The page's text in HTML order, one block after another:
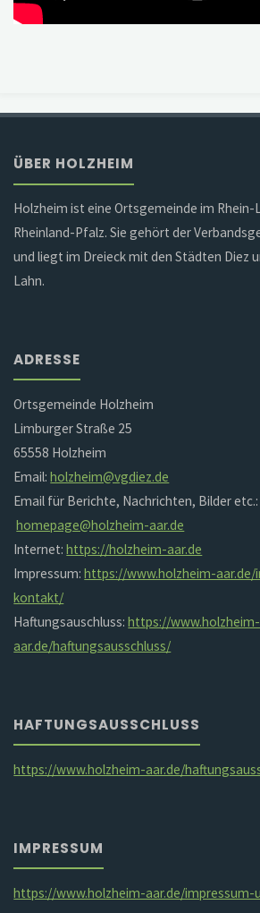
ÜBER HOLZHEIM
Holzheim ist eine Ortsgemeinde im Rhein-
Rheinland-Pfalz. Sie gehört der
und liegt im Dreieck mit den Städten Diez
Lahn.
ADRESSE
Ortsgemeinde Holzheim
Limburger Straße 25
65558 Holzheim
Email:holzheim@vgdiez.de
Email für Berichte, Nachrichten, Bilder etc.:
homepage@holzheim-aar.de
Internet:https://holzheim-aar.de
Impressum:https://www.holzheim-
kontakt/
Haftungsauschluss:https://www.holzheim-
aar.de/haftungsausschluss/
HAFTUNGSAUSSCHLUSS
https://www.holzheim-aar.de/
IMPRESSUM
https://www.holzheim-aar.de/